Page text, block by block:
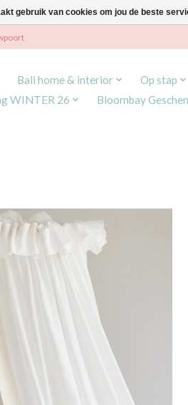
Bali home & interior Op stap
WINTER 26 Bloombay
gebruik van cookies om jou de beste